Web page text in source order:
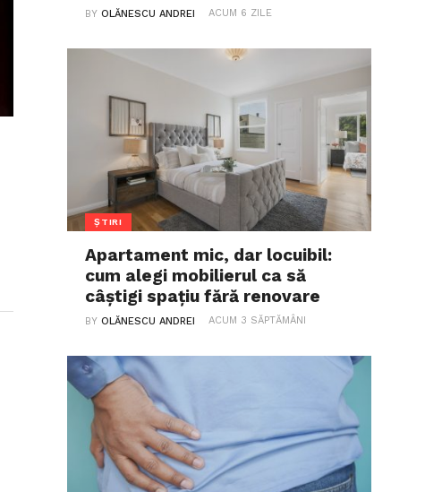
BYOLĂNESCU ANDREI ACUM 6 ZILE
ȘTIRI
Apartament mic, dar locuibil:
cum alegi mobilierul ca să
câștigi spațiu fără renovare
BYOLĂNESCU ANDREI ACUM 3 SĂPTĂMÂNI